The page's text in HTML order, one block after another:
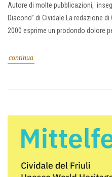
Autore di molte pubblicazioni,
Diacono” di Cividale.La redazione
2000 esprime un prodondo dolore
continua